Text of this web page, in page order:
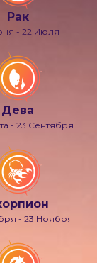
Рак
- 22 Июля
Дева
- 23 Сентября
- 23 Ноября